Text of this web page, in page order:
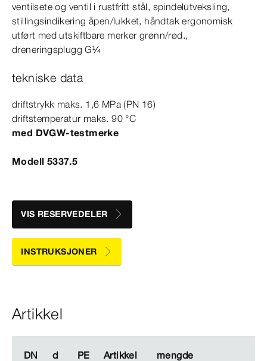
ventilsete og ventil i rustfritt stål, spindelutveksling,
stillingsindikering åpen/lukket, håndtak ergonomisk
utført med utskiftbare merker grønn/rød.,
dreneringsplugg G¼
tekniske data
driftstrykk maks. 1,6 MPa(PN 16)
driftstemperatur maks. 90 °C
med DVGW-​testmerke
Modell 5337.5
VIS RESERVEDELER
INSTRUKSJONER
Artikkel
DN d PE Artikkel mengde
DN d PE Artikkel mengde